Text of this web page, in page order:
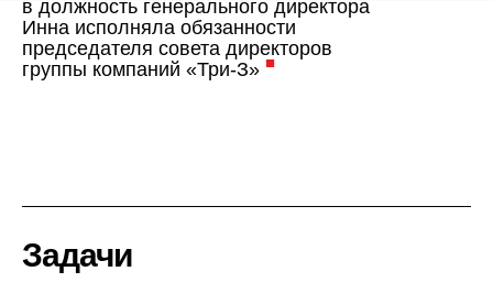
в должность генерального директора
Инна исполняла обязанности
председателя совета директоров
группы компаний «Три-З» ■
Задачи